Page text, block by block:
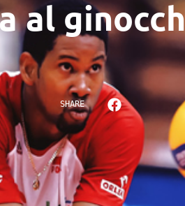
al
SHARE